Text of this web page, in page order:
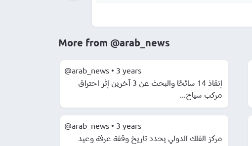
More from @arab_news
@arab_news • 3 years
إنقاذ 14 سائحًا والبحث عن 3 آخرين إثر احتراق
مركب سياح...
@arab_news • 3 years
مركز الفلك الدولي يحدد تاريخ وقفة عرفة وعيد